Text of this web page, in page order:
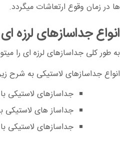
ها در زمان وقوع ارتعاشات ميگردد.
انواع جداسازهای لرزه ای
به طور كلی جداسازهای لرزه ای را
انواع جداسازهای لاستیکی به شرح
جداسازهای لاستيكی
جداساز های لاستیکی
جداسازهای لاستیکی